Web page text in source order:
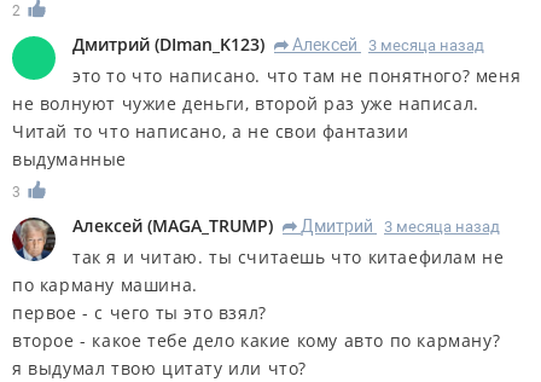
2
Дмитрий (DIman_K123) R Алексей 3 месяца назад
это то что написано. что там не понятного? меня
не волнуют чужие деньги, второй раз уже написал.
Читай то что написано, а не свои фантазии
выдуманные
3
Алексей (MAGA_TRUMP) R Дмитрий 3 месяца назад
так я и читаю. ты считаешь что китаефилам не
по карману машина.
первое - с чего ты это взял?
второе - какое тебе дело какие кому авто по карману?
я выдумал твою цитату или что?